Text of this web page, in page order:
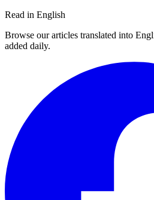
Read in English
Browse our articles translated into
added daily.